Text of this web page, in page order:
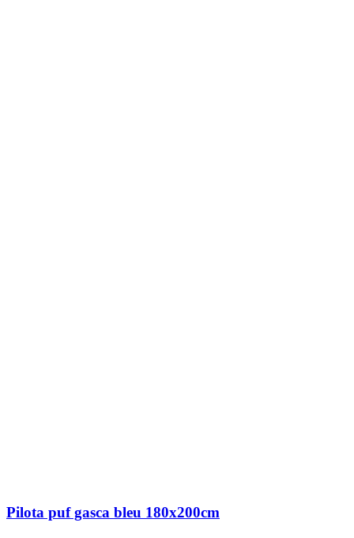
Pilota puf gasca bleu 180x200cm